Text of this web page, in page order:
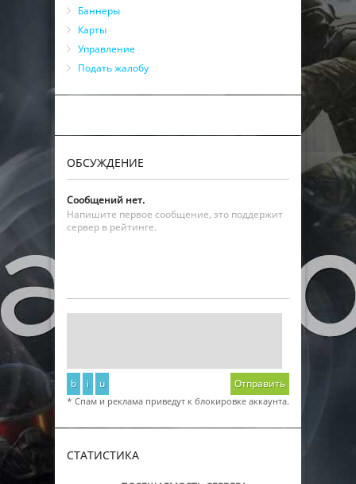
Баннеры
Карты
Управление
Подать жалобу
ОБСУЖДЕНИЕ
Сообщений нет.
Напишите первое сообщение, это поддержит
сервер в рейтинге.
b i u Отправить
* Спам и реклама приведут к блокировке аккаунта.
СТАТИСТИКА